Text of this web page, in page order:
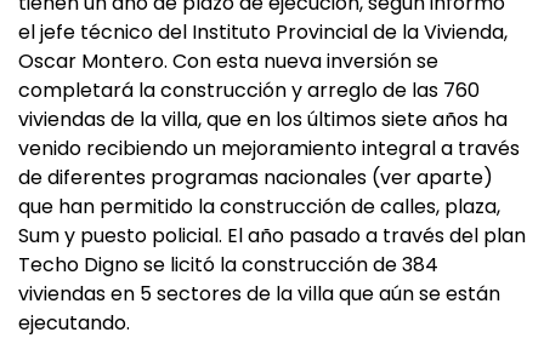
el jefe técnico del Instituto Provincial de la Vivienda,
Oscar Montero. Con esta nueva inversión se
completará la construcción y arreglo de las 760
viviendas de la villa, que en los últimos siete años ha
venido recibiendo un mejoramiento integral a través
de diferentes programas nacionales (ver aparte)
que han permitido la construcción de calles, plaza,
Sum y puesto policial. El año pasado a través del plan
Techo Digno se licitó la construcción de 384
viviendas en 5 sectores de la villa que aún se están
ejecutando.